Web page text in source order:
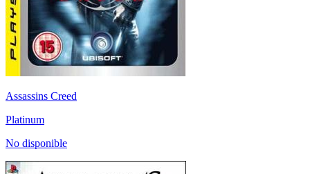
Assassins Creed
Platinum
No disponible